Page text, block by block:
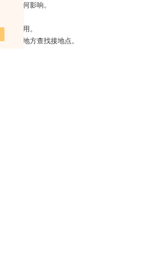
有任何影响。
可使用。
任何地方查找接地点。